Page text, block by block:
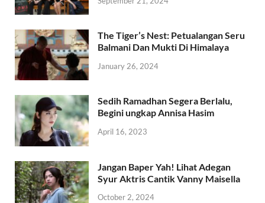
The Tiger’s Nest: Petualangan Seru
Balmani Dan Mukti Di Himalaya
January 26, 2024
Sedih Ramadhan Segera Berlalu,
Begini ungkap Annisa Hasim
April 16, 2023
Jangan Baper Yah! Lihat Adegan
Syur Aktris Cantik Vanny Maisella
October 2, 2024